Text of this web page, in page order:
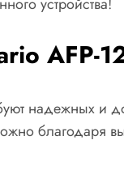
AFP-
надежных и
благодаря